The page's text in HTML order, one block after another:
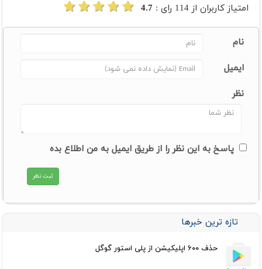
امتیاز کاربران از 114 رای : 4.7
نام
ایمیل
نظر
پاسخ به این نظر را از طریق ایمیل به من اطلاع بده
تازه ترین خبرها
حذف ۶۰۰ اپلیکیشن از پلی استور گوگل